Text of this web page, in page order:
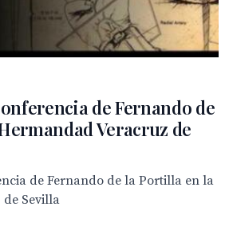
de Fernando de
Veracruz de
de Fernando de la Portilla en la
Sevilla